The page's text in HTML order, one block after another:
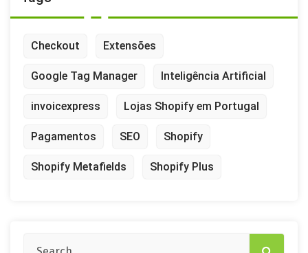
Checkout Extensões
Google Tag Manager Inteligência Artificial
invoicexpress Lojas Shopify em Portugal
Pagamentos SEO Shopify
Shopify Metafields Shopify Plus